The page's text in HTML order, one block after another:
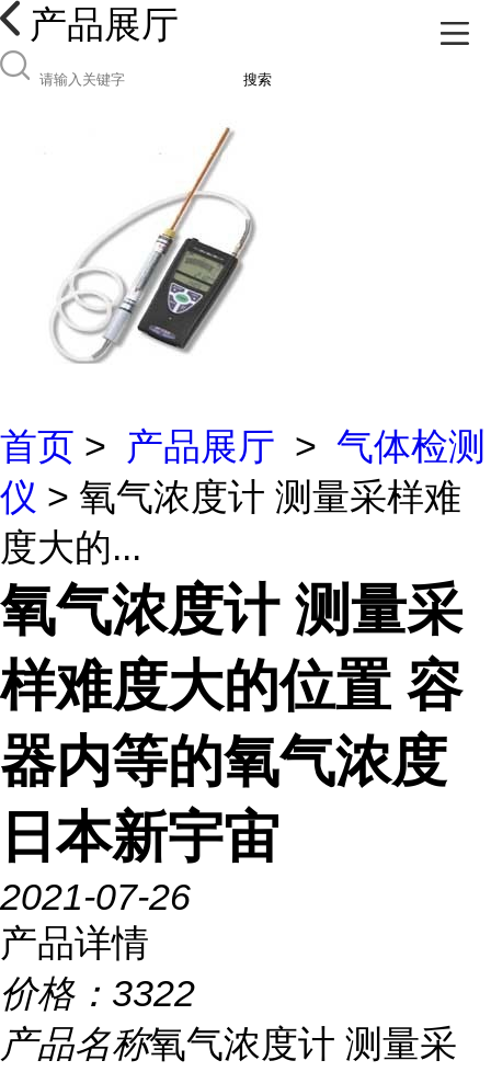
产品展厅
搜索
首页 > 产品展厅 > 气体检测
仪 > 氧气浓度计 测量采样难
度大的...
氧气浓度计 测量采
样难度大的位置 容
器内等的氧气浓度
日本新宇宙
2021-07-26
产品详情
价格： 3322
产品名称氧气浓度计 测量采